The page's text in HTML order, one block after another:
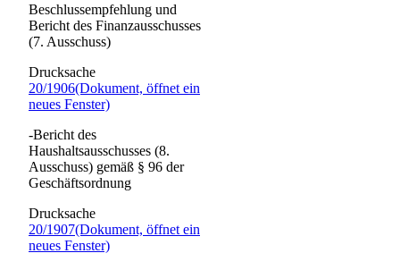
Beschlussempfehlung und
Bericht des Finanzausschusses
(7. Ausschuss)
Drucksache
20/1906(Dokument, öffnet ein
neues Fenster)
-Bericht des
Haushaltsausschusses (8.
Ausschuss) gemäß § 96 der
Geschäftsordnung
Drucksache
20/1907(Dokument, öffnet ein
neues Fenster)